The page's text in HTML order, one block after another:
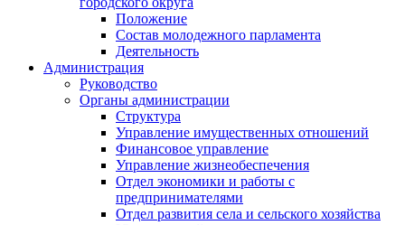
Положение
Состав молодежного парламента
Деятельность
Администрация
Руководство
Органы администрации
Структура
Управление имущественных отношений
Финансовое управление
Управление жизнеобеспечения
Отдел экономики и работы с
предпринимателями
Отдел развития села и сельского хозяйства